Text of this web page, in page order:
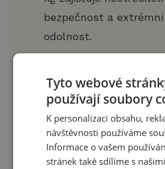
bezpečnost a
odolnost.
Tyto webové
používají soubory
K personalizaci obsahu,
návštěvnosti používáme
Informace o vašem
stránek také sdílíme s